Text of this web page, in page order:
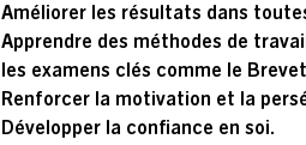
Améliorer les résultats dans
Apprendre des méthodes de
les examens clés comme le
Renforcer la motivation et la
Développer la confiance en soi.